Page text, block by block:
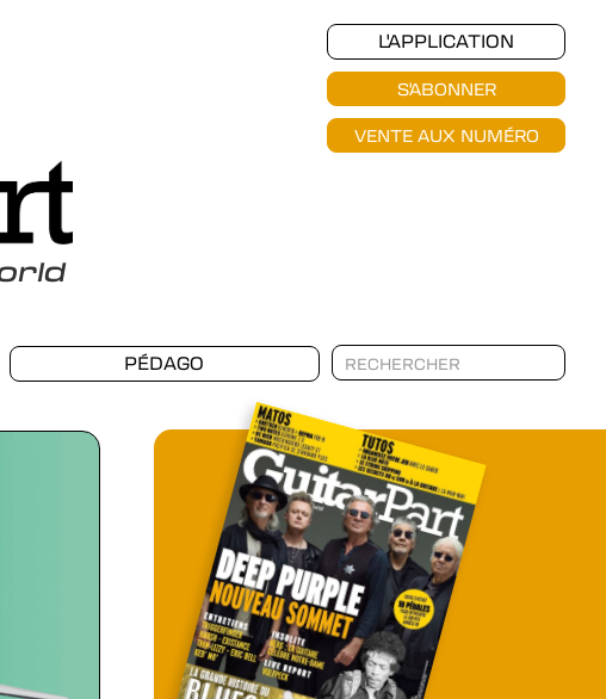
L'APPLICATION
S'ABONNER
VENTE AUX NUMÉRO
PÉDAGO